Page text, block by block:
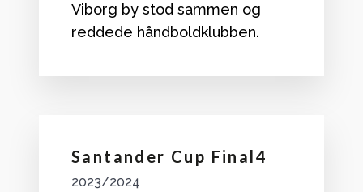
Viborg by stod sammen og
reddede håndboldklubben.
Santander Cup Final4
2023/2024